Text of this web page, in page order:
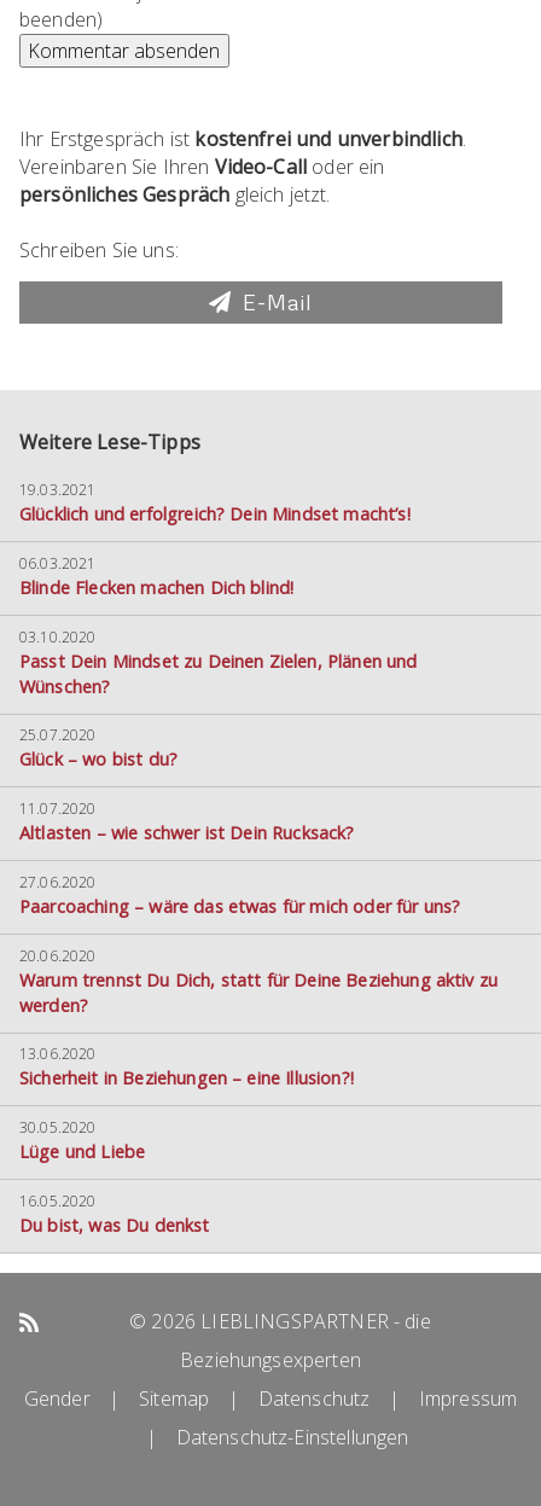
beenden)
Kommentar absenden
Ihr Erstgespräch ist kostenfrei und unverbindlich.
Vereinbaren Sie Ihren Video-Call oder ein
persönliches Gespräch gleich jetzt.
Schreiben Sie uns:
E-Mail
Weitere Lese-Tipps
19.03.2021
Glücklich und erfolgreich? Dein Mindset macht’s!
06.03.2021
Blinde Flecken machen Dich blind!
03.10.2020
Passt Dein Mindset zu Deinen Zielen, Plänen und
Wünschen?
25.07.2020
Glück – wo bist du?
11.07.2020
Altlasten – wie schwer ist Dein Rucksack?
27.06.2020
Paarcoaching – wäre das etwas für mich oder für uns?
20.06.2020
Warum trennst Du Dich, statt für Deine Beziehung aktiv zu
werden?
13.06.2020
Sicherheit in Beziehungen – eine Illusion?!
30.05.2020
Lüge und Liebe
16.05.2020
Du bist, was Du denkst
© 2026 LIEBLINGSPARTNER - die
Beziehungsexperten
Gender
| Sitemap | Datenschutz |
Impressum
|
Datenschutz-Einstellungen